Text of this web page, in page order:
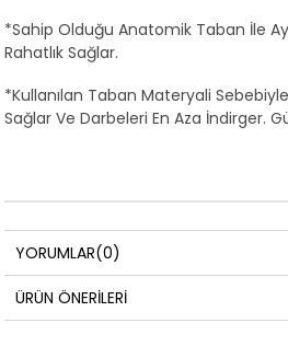
*Sahip Olduğu Anatomik Taban İle
Rahatlık Sağlar.
*Kullanılan Taban Materyali
Sağlar Ve Darbeleri En Aza İndirger.
YORUMLAR(0)
ÜRÜN ÖNERILERI